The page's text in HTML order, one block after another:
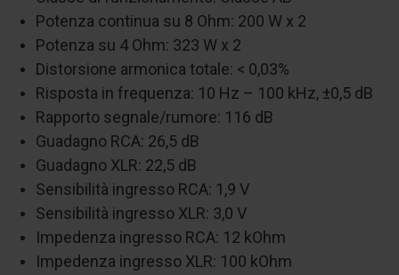
Potenza continua su 8 Ohm: 200 W x 2
Potenza su 4 Ohm: 323 W x 2
Distorsione armonica totale: < 0,03%
Risposta in frequenza: 10 Hz – 100 kHz, ±0,5 dB
Rapporto segnale/rumore: 116 dB
Guadagno RCA: 26,5 dB
Guadagno XLR: 22,5 dB
Sensibilità ingresso RCA: 1,9 V
Sensibilità ingresso XLR: 3,0 V
Impedenza ingresso RCA: 12 kOhm
Impedenza ingresso XLR: 100 kOhm